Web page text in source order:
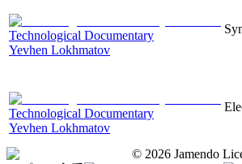
Technological Documentary
Yevhen Lokhmatov
Technological Documentary
Yevhen Lokhmatov
© 2026 Jamendo